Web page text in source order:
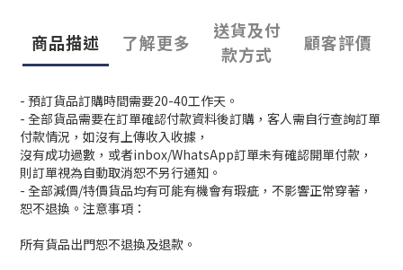
商品描述 了解更多
送貨及付
款方式
顧客評價
- 預訂貨品訂購時間需要20-40工作天。
- 全部貨品需要在訂單確認付款資料後訂購，客人需自行查詢訂單
付款情況，如沒有上傳收入收據，
沒有成功過數，或者inbox/WhatsApp訂單未有確認開單付款，
則訂單視為自動取消恕不另行通知。
- 全部減價/特價貨品均有可能有機會有瑕疵，不影響正常穿著，
恕不退換。注意事項：
所有貨品出門恕不退換及退款。